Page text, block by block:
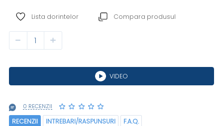
Lista dorintelor Compara produsul
VIDEO
0 RECENZII
RECENZII INTREBARI/RASPUNSURI F.A.Q.